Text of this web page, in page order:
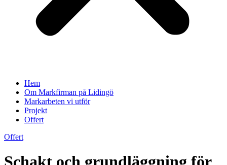
Hem
Om Markfirman på Lidingö
Markarbeten vi utför
Projekt
Offert
Offert